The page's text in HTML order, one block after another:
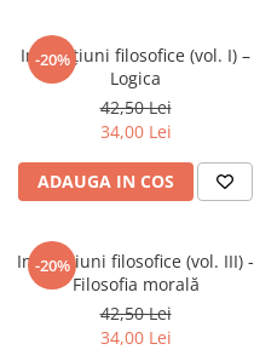
Istorie
Istorie/Critica
Jurnale/Memorii
Manuale scolare/Cursuri
Medicină
Poezie
Politică/Geopolitică
Psihologie
-20%
Instituțiuni filosofice (vol. I) –
Logica
42,50 Lei
34,00 Lei
ADAUGA IN COS
-20%
Instituțiuni filosofice (vol. III) -
Filosofia morală
42,50 Lei
34,00 Lei